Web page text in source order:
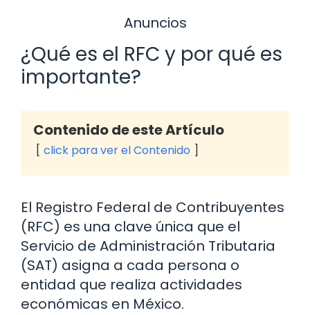
Anuncios
¿Qué es el RFC y por qué es
importante?
Contenido de este Artículo
click para ver el Contenido
El Registro Federal de Contribuyentes
(RFC) es una clave única que el
Servicio de Administración Tributaria
(SAT) asigna a cada persona o
entidad que realiza actividades
económicas en México.